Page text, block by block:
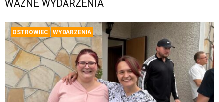
WAŻNE WYDARZENIA
OSTROWIEC WYDARZENIA